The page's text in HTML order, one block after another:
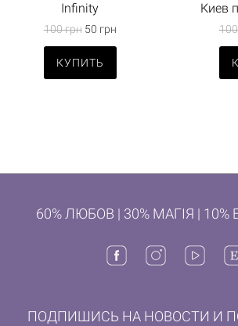
Infinity
100 грн50 грн
КУПИТЬ
Киев
60% ЛЮБОВ | 30% МАГІЯ |
ПОДПИШИСЬ НА НОВОСТИ И